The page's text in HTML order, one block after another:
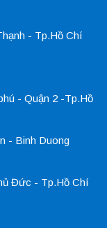
- Tp.Hồ Chí
- Quận 2 -Tp.Hồ
- Binh Duong
Đức - Tp.Hồ Chí